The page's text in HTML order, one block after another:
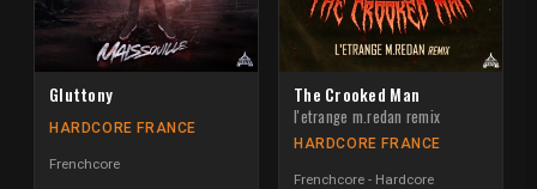
Gluttony
HARDCORE FRANCE
Frenchcore
The Crooked Man
l'etrange m.redan remix
HARDCORE FRANCE
Frenchcore - Hardcore